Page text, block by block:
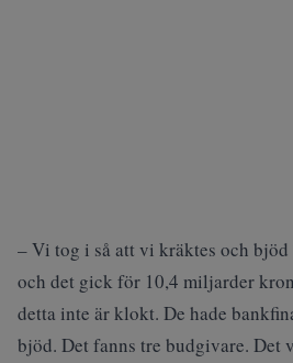
– Vi tog i så att vi kräktes och
och det gick för 10,4 miljarder
detta inte är klokt. De hade
bjöd. Det fanns tre budgivare. Det